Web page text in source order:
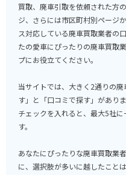
買取、廃車引取を依頼された方
ジ、さらには市区町村別ページ
ス対応している廃車買取業者の
たの愛車にぴったりの廃車買取
プにお役立てください。
当サイトでは、大きく2通りの
す」と「口コミで探す」があり
チェックを入れると、最大5社
す。
あなたにぴったりな廃車買取業
に、選択肢が多いに越したこと